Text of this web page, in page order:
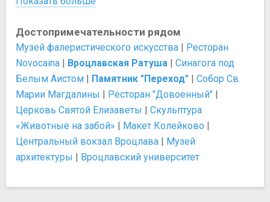
Достопримечательности рядом
Музей фалеристического искусства | Ресторан
Novocaina | Вроцлавская Ратуша | Синагога под
Белым Аистом | Памятник "Переход" | Собор Св.
Марии Магдалины | Ресторан "Довоенный" |
Церковь Святой Елизаветы | Скульптура
«Животные на забой» | Макет Колейково |
Центральный вокзал Вроцлава | Музей
архитектуры | Вроцлавский университет